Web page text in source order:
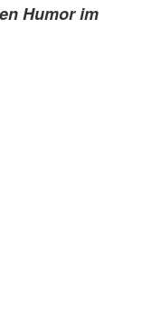
Humor im